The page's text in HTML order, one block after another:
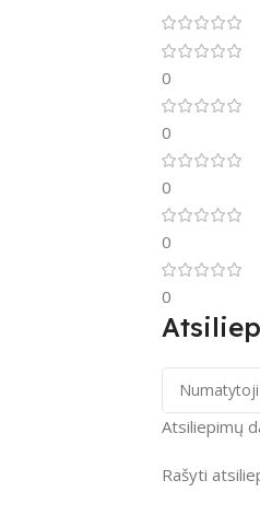
0
0
0
0
0
Atsiliepimų
Rašyti